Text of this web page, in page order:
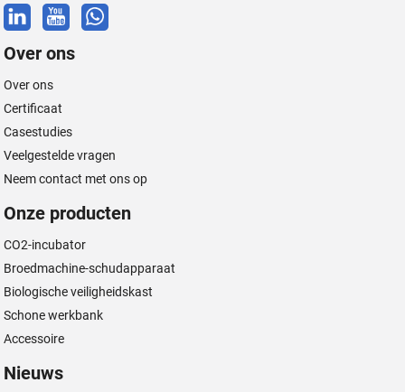
Over ons
Over ons
Certificaat
Casestudies
Veelgestelde vragen
Neem contact met ons op
Onze producten
CO2-incubator
Broedmachine-schudapparaat
Biologische veiligheidskast
Schone werkbank
Accessoire
Nieuws